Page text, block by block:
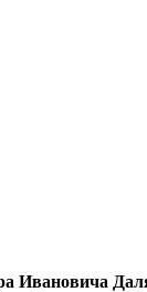
Ивановича